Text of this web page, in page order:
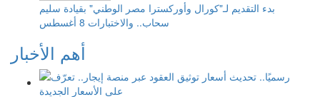
بدء التقديم لـ"كورال وأوركسترا مصر الوطني" بقيادة سليم
سحاب.. والاختبارات 8 أغسطس
أهم الأخبار